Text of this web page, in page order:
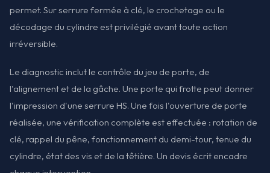
permet. Sur serrure fermée à clé, le crochetage ou le
décodage du cylindre est privilégié avant toute action
irréversible.
Le diagnostic inclut le contrôle du jeu de porte, de
l'alignement et de la gâche. Une porte qui frotte peut donner
l'impression d'une serrure HS. Une fois l'ouverture de porte
réalisée, une vérification complète est effectuée : rotation de
clé, rappel du pêne, fonctionnement du demi-tour, tenue du
cylindre, état des vis et de la têtière. Un devis écrit encadre